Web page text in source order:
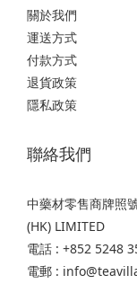
關於我們
運送方式
付款方式
退貨政策
隱私政策
聯絡我們
中藥材零售商牌照
(HK) LIMITED
電話 : +852 5248
電郵 :